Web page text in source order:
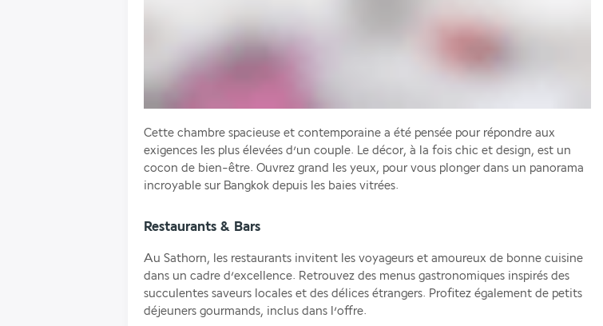
Cette chambre spacieuse et contemporaine a été pensée pour répondre aux
exigences les plus élevées d’un couple. Le décor, à la fois chic et design, est un
cocon de bien-être. Ouvrez grand les yeux, pour vous plonger dans un panorama
incroyable sur Bangkok depuis les baies vitrées.
Restaurants & Bars
Au Sathorn, les restaurants invitent les voyageurs et amoureux de bonne cuisine
dans un cadre d’excellence. Retrouvez des menus gastronomiques inspirés des
succulentes saveurs locales et des délices étrangers. Profitez également de petits
déjeuners gourmands, inclus dans l’offre.